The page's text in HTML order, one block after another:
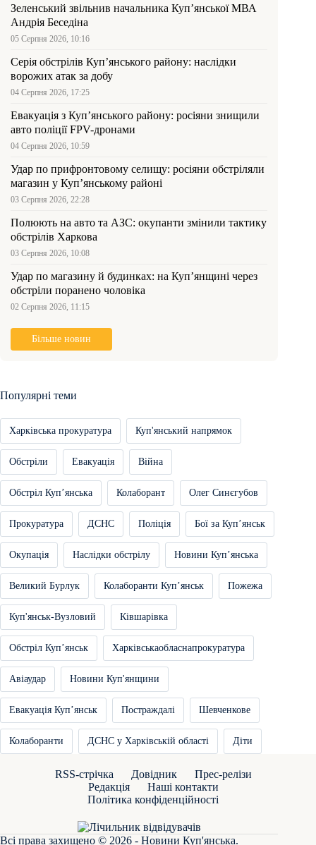
Зеленський звільнив начальника Купʼянської МВА
Андрія Беседіна
05 Серпня 2026, 10:16
Серія обстрілів Куп’янського району: наслідки
ворожих атак за добу
04 Серпня 2026, 17:25
Евакуація з Куп’янського району: росіяни знищили
авто поліції FPV-дронами
04 Серпня 2026, 10:59
Удар по прифронтовому селищу: росіяни обстріляли
магазин у Куп’янському районі
03 Серпня 2026, 22:28
Полюють на авто та АЗС: окупанти змінили тактику
обстрілів Харкова
03 Серпня 2026, 10:08
Удар по магазину й будинках: на Куп’янщині через
обстріли поранено чоловіка
02 Серпня 2026, 11:15
Більше новин
Популярні теми
Харківська прокуратура Куп'янський напрямок
Обстріли Евакуація Війна
Обстріл Купʼянська Колаборант Олег Синєгубов
Прокуратура ДСНС Поліція Бої за Купʼянськ
Окупація Наслідки обстрілу Новини Купʼянська
Великий Бурлук Колаборанти Купʼянськ Пожежа
Куп'янськ-Вузловий Ківшарівка
Обстріл Купʼянськ Харківськаобласнапрокуратура
Авіаудар Новини Куп'янщини
Евакуація Купʼянськ Постраждалі Шевченкове
Колаборанти ДСНС у Харківській області Діти
RSS-стрічка Довідник
Прес-релізи
Редакція
Наші контакти
Політика конфіденційності
Всі права захищено © 2026 - Новини Куп'янська.